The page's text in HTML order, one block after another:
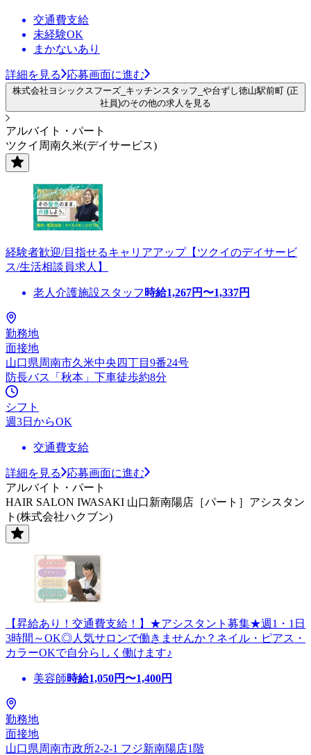
交通費支給
未経験OK
まかないあり
詳細を見る 応募画面に進む
株式会社ヨシックスフーズ_キッチンスタッフ_や台ずし徳山駅前町 (正
社員)のその他の求人を見る
アルバイト・パート
ツクイ周南久米(デイサービス)
経験者歓迎/目指せるキャリアアップ【ツクイのデイサービ
ス/生活相談員求人】
老人介護施設スタッフ 時給1,267円〜1,337円
勤務地
面接地
山口県周南市久米中央四丁目9番24号
防長バス「秋本」下車徒歩約8分
シフト
週3日からOK
交通費支給
詳細を見る
応募画面に進む
アルバイト・パート
HAIR SALON IWASAKI 山口新南陽店［パート］アシスタン
ト(株式会社ハクブン)
【昇給あり！交通費支給！】★アシスタント募集★週1・1日
3時間～OK◎人気サロンで働きませんか？ネイル・ピアス・
カラーOKで自分らしく働けます♪
美容師時給1,050円〜1,400円
勤務地
面接地
山口県周南市政所2-2-1 フジ新南陽店1階